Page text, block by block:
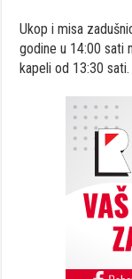
Ukop i misa
godine u 14:00 sati
kapeli od 13:30 sati.